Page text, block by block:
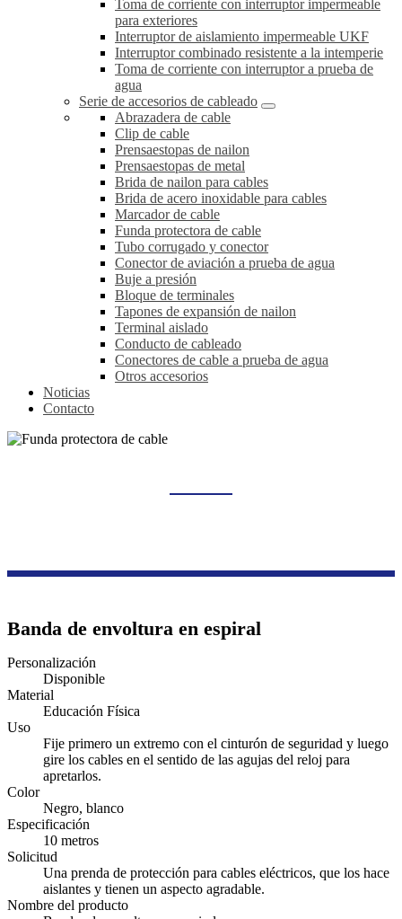
Toma de corriente con interruptor impermeable
para exteriores
Interruptor de aislamiento impermeable UKF
Interruptor combinado resistente a la intemperie
Toma de corriente con interruptor a prueba de
agua
Serie de accesorios de cableado
Abrazadera de cable
Clip de cable
Prensaestopas de nailon
Prensaestopas de metal
Brida de nailon para cables
Brida de acero inoxidable para cables
Marcador de cable
Funda protectora de cable
Tubo corrugado y conector
Conector de aviación a prueba de agua
Buje a presión
Bloque de terminales
Tapones de expansión de nailon
Terminal aislado
Conducto de cableado
Conectores de cable a prueba de agua
Otros accesorios
Noticias
Contacto
Banda de envoltura en espiral
Personalización
Disponible
Material
Educación Física
Uso
Fije primero un extremo con el cinturón de seguridad y luego
gire los cables en el sentido de las agujas del reloj para
apretarlos.
Color
Negro, blanco
Especificación
10 metros
Solicitud
Una prenda de protección para cables eléctricos, que los hace
aislantes y tienen un aspecto agradable.
Nombre del producto